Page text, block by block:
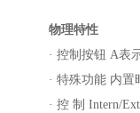
物理特性
· 控制按钮 A表
· 特殊功能 内置
· 控 制 Intern/